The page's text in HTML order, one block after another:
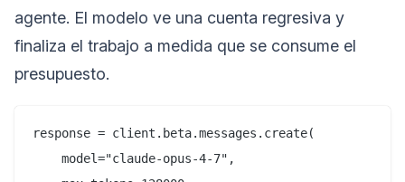
agente. El modelo ve una cuenta regresiva y
finaliza el trabajo a medida que se consume el
presupuesto.
response = client.beta.messages.create(
    model="claude-opus-4-7",